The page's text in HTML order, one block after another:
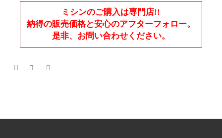
ミシンのご購入は専門店!!
納得の販売価格と安心のアフターフォロー。
是非、お問い合わせください。